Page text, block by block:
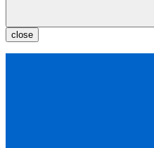
close